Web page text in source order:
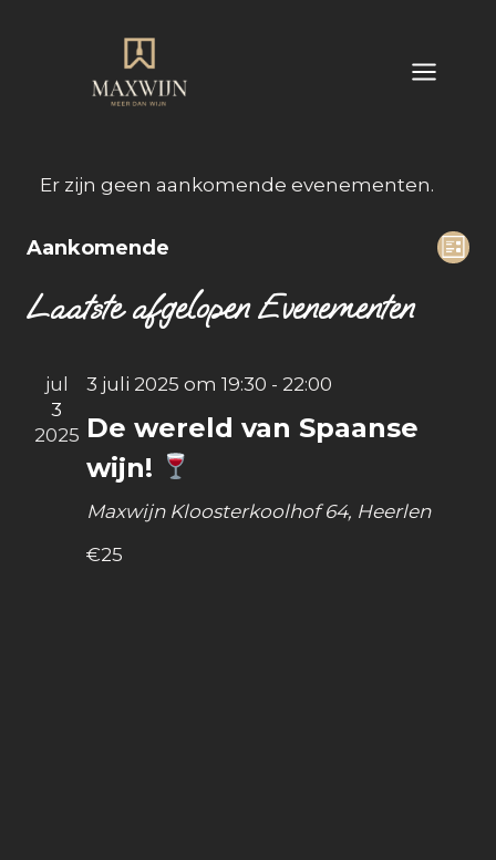
Er zijn geen aankomende evenementen.
Lijst
Aankomende
een
Laatste afgelopen Evenementen
jul
3
2025
3 juli 2025 om 19:30 - 22:00
De wereld van Spaanse
wijn!
Maxwijn Kloosterkoolhof 64, Heerlen
€25